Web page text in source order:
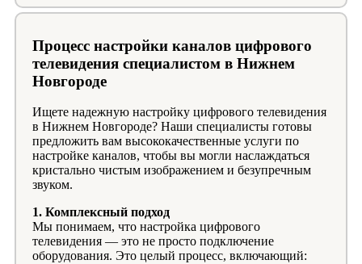
Процесс настройки каналов цифрового
телевидения специалистом в Нижнем
Новгороде
Ищете надежную настройку цифрового телевидения
в Нижнем Новгороде? Наши специалисты готовы
предложить вам высококачественные услуги по
настройке каналов, чтобы вы могли наслаждаться
кристально чистым изображением и безупречным
звуком.
1. Комплексный подход
Мы понимаем, что настройка цифрового
телевидения — это не просто подключение
оборудования. Это целый процесс, включающий: